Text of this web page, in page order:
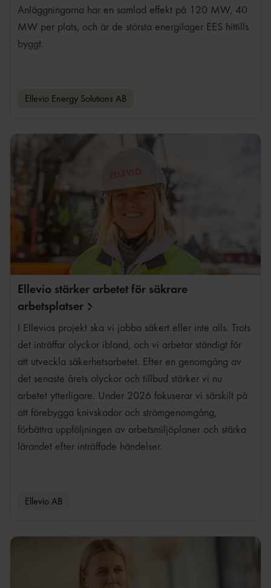
Anläggningarna har en samlad effekt på 120 MW, 40
MW per plats, och är de största energilager EES hittills
byggt.
Ellevio Energy Solutions AB
Ellevio stärker arbetet för säkrare
arbetsplatser
I Ellevios projekt ska vi jobba säkert eller inte alls. Trots
det inträffar olyckor ibland, och vi arbetar ständigt för
att utveckla säkerhetsarbetet. Efter en genomgång av
det senaste årets olyckor och tillbud stärker vi nu
arbetet ytterligare. Under 2026 fokuserar vi särskilt på
att förebygga knivskador och strömgenomgång,
förbättra uppföljningen av arbetsmiljöplaner och stärka
lärandet efter inträffade händelser.
Ellevio AB